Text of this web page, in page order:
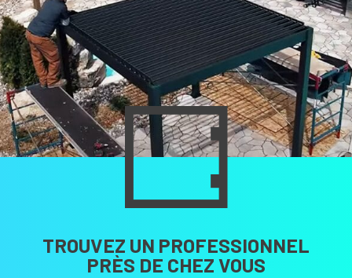
TROUVEZ UN PROFESSIONNEL
PRÈS DE CHEZ VOUS